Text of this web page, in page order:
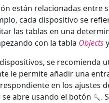
están relacionadas entre
cada dispositivo se
las tablas en una
con la tabla Objects
se recomienda
le permite añadir una
en los ajustes
abre usando el botón
.